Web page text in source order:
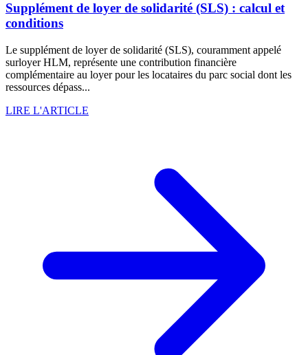
Supplément de loyer de solidarité (SLS) : calcul et
conditions
Le supplément de loyer de solidarité (SLS), couramment appelé
surloyer HLM, représente une contribution financière
complémentaire au loyer pour les locataires du parc social dont les
ressources dépass...
LIRE L'ARTICLE